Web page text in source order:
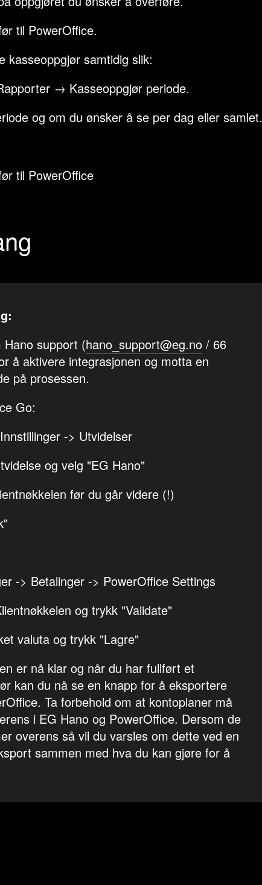
til PowerOffice.
kasseoppgjør samtidig slik:
→ Kasseoppgjør periode.
og om du ønsker å se per dag eller samlet.
til PowerOffice
Hano support (hano_support@eg.no / 66
å aktivere integrasjonen og motta en
på prosessen.
Go:
-> Utvidelser
og velg "EG Hano"
før du går videre (!)
-> Betalinger -> PowerOffice Settings
og trykk "Validate"
valuta og trykk "Lagre"
er nå klar og når du har fullført et
kan du nå se en knapp for å eksportere
Ta forbehold om at kontoplaner må
i EG Hano og PowerOffice. Dersom de
overens så vil du varsles om dette ved en
sammen med hva du kan gjøre for å